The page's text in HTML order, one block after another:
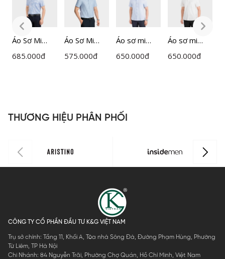
Áo Sơ Mi
Nam Kẻ
685.000đ
Áo Sơ Mi
Nam
575.000đ
Áo sơ mi
ngắn tay
0
650.000đ
Áo sơ mi
ngắn tay
650.000đ
THƯƠNG HIỆU PHÂN PHỐI
CÔNG TY CỔ PHẦN ĐẦU TƯ K&G VIỆT NAM
Trụ sở chính: Tầng 11, Khối A, Tòa nhà Sông Đà, Đường Phạm Hùng, Phường
Từ Liêm, TP Hà Nội
Chi Nhánh: 84 Nguyễn Trãi, Phường Chợ Quán, Hồ Chí Minh, Việt Nam